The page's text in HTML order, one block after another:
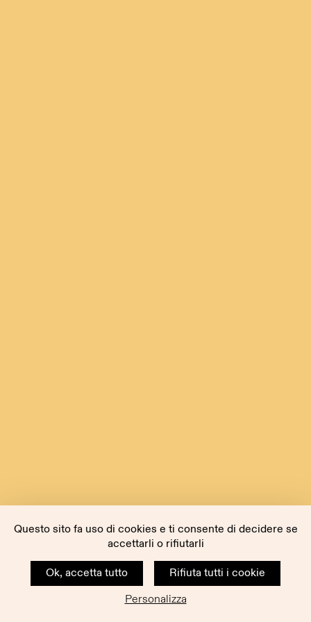
Questo sito fa uso di cookies e ti consente di decidere se
accettarli o rifiutarli
Ok, accetta tutto
Rifiuta tutti i cookie
Personalizza